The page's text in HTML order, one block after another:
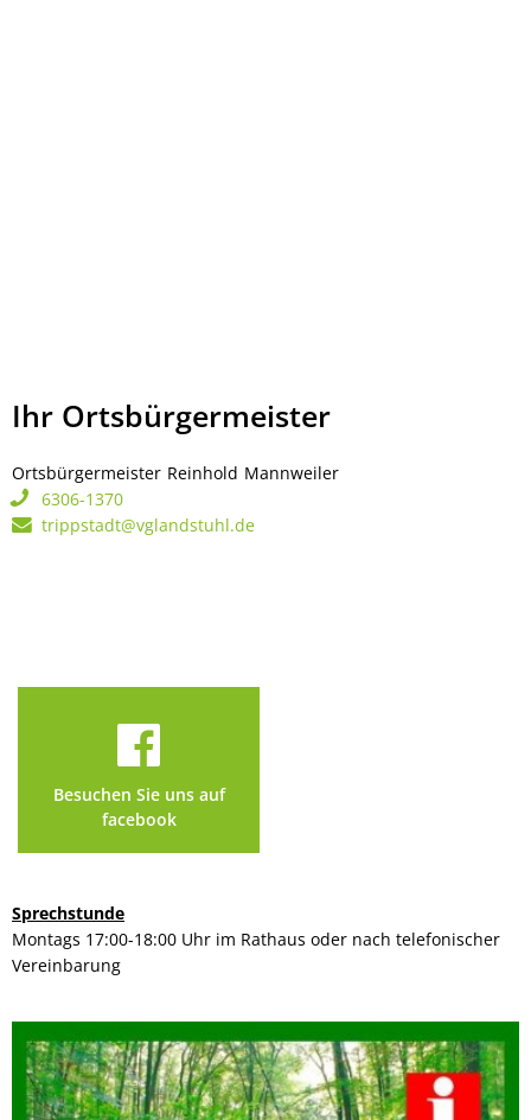
Ihr Ortsbürgermeister
Ortsbürgermeister Reinhold Mannweiler
6306-1370
trippstadt@vglandstuhl.de
Besuchen Sie uns auf
facebook
Sprechstunde
Montags 17:00-18:00 Uhr im Rathaus oder nach telefonischer
Vereinbarung